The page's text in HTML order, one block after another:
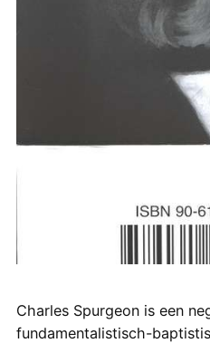
Charles Spurgeon is een
fundamentalistisch-